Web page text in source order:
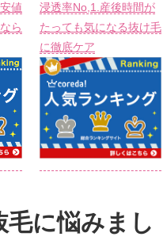
値
ら
浸透率No,1.産後時間が
たっても気になる抜け毛
に徹底ケア
に悩みまし